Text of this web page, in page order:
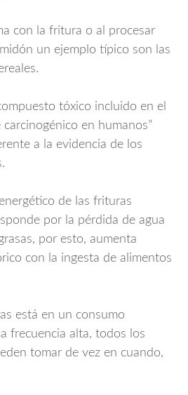
con la fritura o al procesar
un ejemplo típico son las
tóxico incluido en el
en humanos”
a la evidencia de los
de las frituras
por la pérdida de agua
por esto, aumenta
con la ingesta de alimentos
está en un consumo
frecuencia alta, todos los
tomar de vez en cuando,